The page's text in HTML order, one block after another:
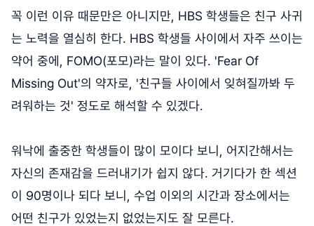
꼭 이런 이유 때문만은 아니지만, HBS 학생들은 친구 사귀
는 노력을 열심히 한다. HBS 학생들 사이에서 자주 쓰이는
약어 중에, FOMO(포모)라는 말이 있다. 'Fear Of
Missing Out'의 약자로, '친구들 사이에서 잊혀질까봐 두
려워하는 것' 정도로 해석할 수 있겠다.
워낙에 출중한 학생들이 많이 모이다 보니, 어지간해서는
자신의 존재감을 드러내기가 쉽지 않다. 거기다가 한 섹션
이 90명이나 되다 보니, 수업 이외의 시간과 장소에서는
어떤 친구가 있었는지 없었는지도 잘 모른다.